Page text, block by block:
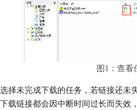
图1：查看
选择未完成下载的任务，若链接还未
下载链接都会因中断时间过长而失效